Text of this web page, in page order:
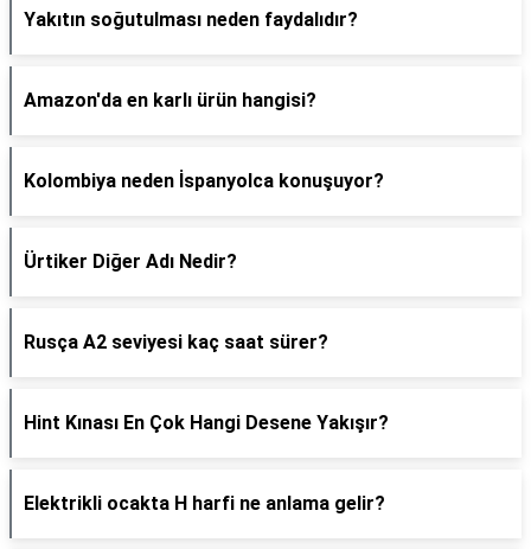
Yakıtın soğutulması neden faydalıdır?
Amazon'da en karlı ürün hangisi?
Kolombiya neden İspanyolca konuşuyor?
Ürtiker Diğer Adı Nedir?
Rusça A2 seviyesi kaç saat sürer?
Hint Kınası En Çok Hangi Desene Yakışır?
Elektrikli ocakta H harfi ne anlama gelir?